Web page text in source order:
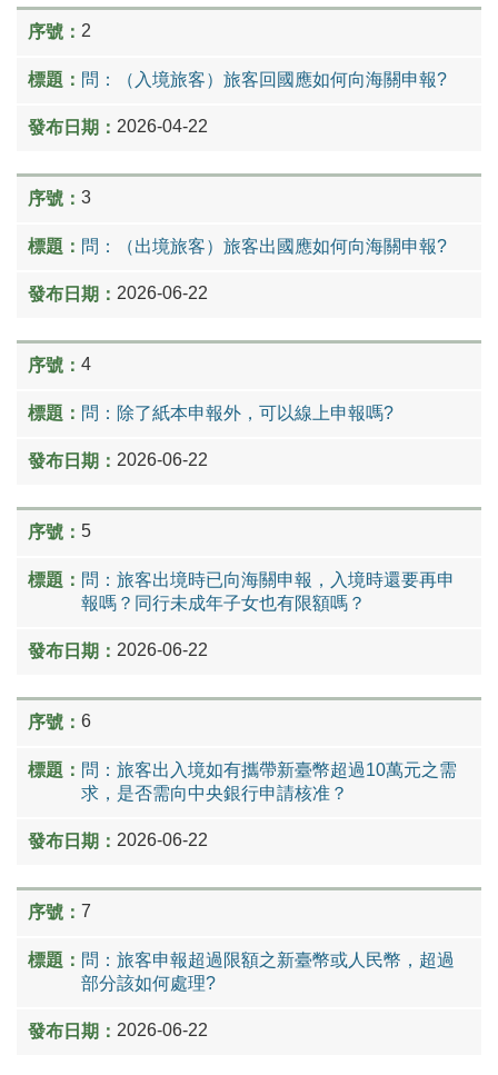
2
問：（入境旅客）旅客回國應如何向海關申報?
2026-04-22
3
問：（出境旅客）旅客出國應如何向海關申報?
2026-06-22
4
問：除了紙本申報外，可以線上申報嗎?
2026-06-22
5
問：旅客出境時已向海關申報，入境時還要再申
報嗎？同行未成年子女也有限額嗎？
2026-06-22
6
問：旅客出入境如有攜帶新臺幣超過10萬元之需
求，是否需向中央銀行申請核准？
2026-06-22
7
問：旅客申報超過限額之新臺幣或人民幣，超過
部分該如何處理?
2026-06-22